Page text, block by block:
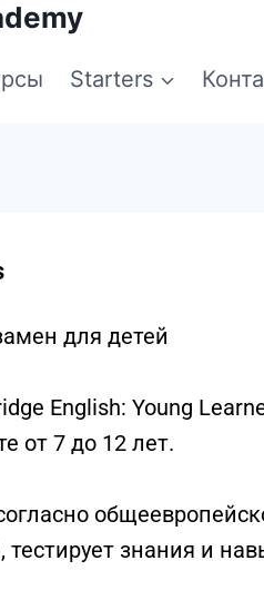
Starters
для детей
English: Young
от 7 до 12 лет.
знания и